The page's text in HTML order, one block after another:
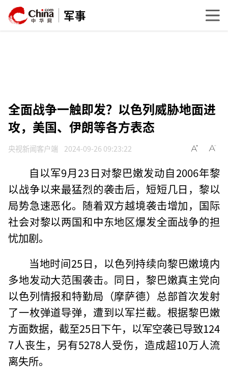
军事
全面战争一触即发？以色列威胁地面进
攻，美国、伊朗等各方表态
央视新闻客户端 2024-09-26 09:23:22
自以军9月23日对黎巴嫩发动自2006年黎
以战争以来最猛烈的袭击后，短短几日，黎以
局势急速恶化。随着双方越境袭击增加，国际
社会对黎以两国和中东地区爆发全面战争的担
忧加剧。
当地时间25日，以色列持续向黎巴嫩境内
多地发动大范围袭击。同日，黎巴嫩真主党向
以色列情报和特勤局（摩萨德）总部首次发射
了一枚弹道导弹，遭到以军拦截。根据黎巴嫩
方面数据，截至25日下午，以军空袭已导致124
7人丧生，另有5278人受伤，造成超10万人流
离失所。